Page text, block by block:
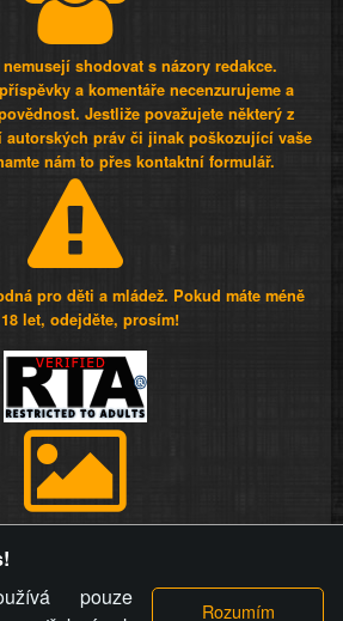
shodovat s názory redakce.
a komentáře necenzurujeme a
Jestliže považujete některý z
autorských práv či jinak poškozující vaše
nám to přes kontaktní formulář.
pro děti a mládež. Pokud máte méně
let, odejděte, prosím!
které se toto opatření provozovatele
která umístila fotografii nebo video na
odstranění fotografie, videa nebo
pouze